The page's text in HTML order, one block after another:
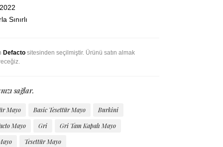
Sınırlı
Defactositesinden seçilmiştir. Ürünü satın almak
sağlar.
Mayo Basic Tesettür Mayo
Burkini
Mayo
Gri
Gri Tam Kapalı Mayo
Tesettür Mayo